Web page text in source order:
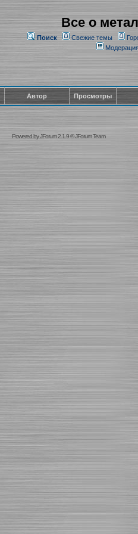
Все о
Поиск Свежие темы
Автор Просмотры
Powered byJForum 2.1.9©JForum Team